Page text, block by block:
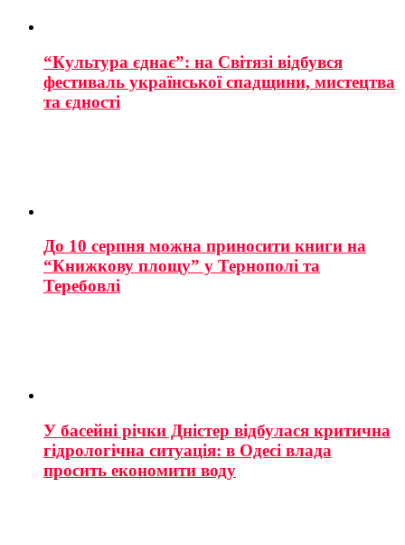
“Культура єднає”: на Світязі відбувся
фестиваль української спадщини, мистецтва
та єдності
До 10 серпня можна приносити книги на
“Книжкову площу” у Тернополі та
Теребовлі
У басейні річки Дністер відбулася критична
гідрологічна ситуація: в Одесі влада
просить економити воду